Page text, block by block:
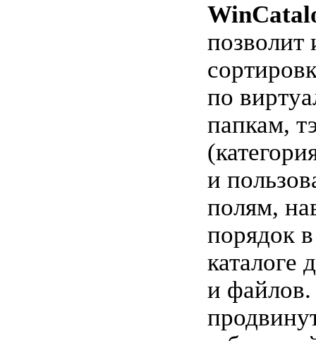
позволит
по
папкам,
и
полям,
порядок
каталоге
и файлов.